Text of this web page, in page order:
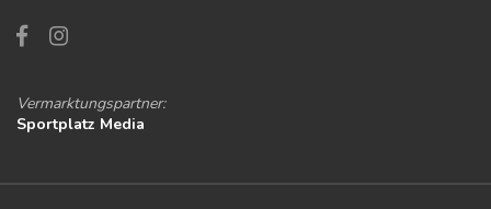
Vermarktungspartner:
Sportplatz Media